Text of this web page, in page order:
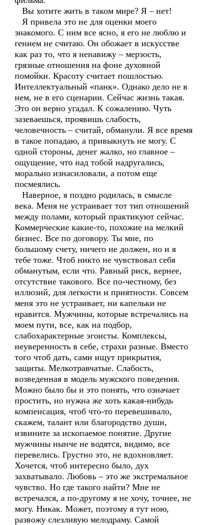
Вы хотите жить в таком мире? Я – нет!
Я привела это не для оценки моего
знакомого. С ним все ясно, я его не люблю и
гением не считаю. Он обожает в искусстве
как раз то, что я ненавижу – мерзость,
грязные отношения на фоне духовной
помойки. Красоту считает пошлостью.
Интеллектуальный «панк». Однако дело не в
нем, не в его сценарии. Сейчас жизнь такая.
Это он верно угадал. К сожалению. Чуть
зазеваешься, проявишь слабость,
человечность – считай, обманули. Я все время
в такое попадаю, а привыкнуть не могу. С
одной стороны, денег жалко, но главное –
ощущение, что над тобой надругались,
морально изнасиловали, а потом еще
посмеялись.
Наверное, я поздно родилась, в смысле
века. Меня не устраивает тот тип отношений
между полами, который практикуют сейчас.
Коммерческие какие-то, похожие на мелкий
бизнес. Все по договору. Ты мне, по
большому счету, ничего не должен, но и я
тебе тоже. Чтоб никто не чувствовал себя
обманутым, если что. Равный риск, вернее,
отсутствие такового. Все по-честному, без
иллюзий, для легкости и приятности. Совсем
меня это не устраивает, ни капельки не
нравится. Мужчины, которые встречались на
моем пути, все, как на подбор,
слабохарактерные эгоисты. Комплексы,
неуверенность в себе, страхи разные. Вместо
того чтоб дать, сами ищут прикрытия,
защиты. Мелкотравчатые. Слабость,
возведенная в модель мужского поведения.
Можно было бы и это понять, что означает
простить, но нужна же хоть какая-нибудь
компенсация, чтоб что-то перевешивало,
скажем, талант или благородство души,
извините за ископаемое понятие. Другие
мужчины нынче не водятся, видимо, все
перевелись. Грустно это, не вдохновляет.
Хочется, чтоб интересно было, дух
захватывало. Любовь – это же экстремальное
чувство. Но где такого найти? Мне не
встречался, а по-другому я не хочу, точнее, не
могу. Никак. Может, поэтому я тут ною,
развожу слезливую мелодраму. Самой